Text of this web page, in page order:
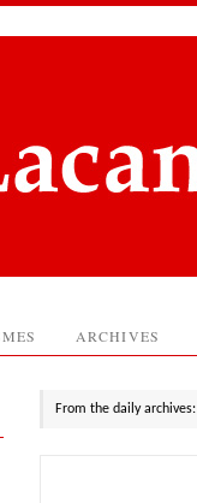
ARCHIVES
From the daily archives: